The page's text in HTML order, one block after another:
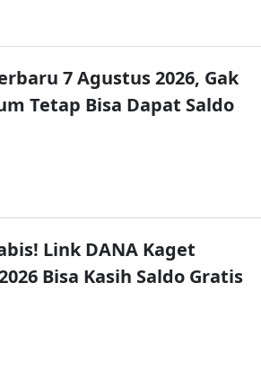
7 Agustus 2026, Gak
Tetap Bisa Dapat Saldo
Link DANA Kaget
Bisa Kasih Saldo Gratis